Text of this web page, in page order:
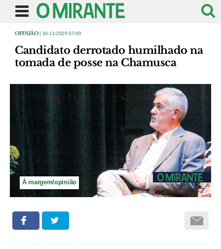
OPINIÃO| 10-11-2025 07:00
Candidato derrotado humilhado na
tomada de posse na Chamusca
À margem/opinião